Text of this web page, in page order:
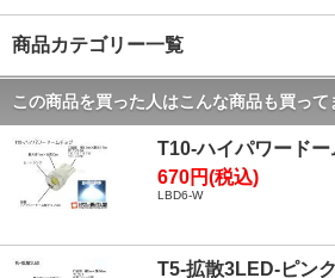
商品カテゴリー一覧
この商品を買った人はこんな商品も買って
T10-ハイパワードー
670円(税込)
LBD6-W
T5-拡散3LED-ピンク